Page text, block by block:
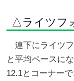
△ライツフ
連下にライツ
と平均ペースに
12.1とコーナー